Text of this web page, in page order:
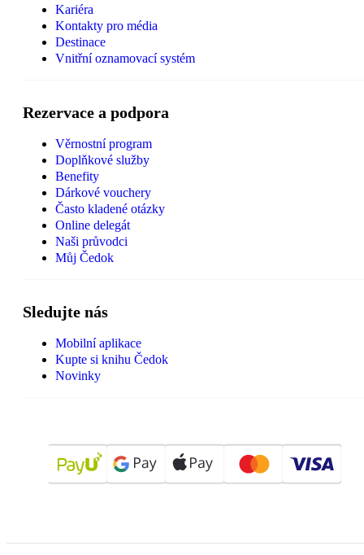
Kariéra
Kontakty pro média
Destinace
Vnitřní oznamovací systém
Rezervace a podpora
Věrnostní program
Doplňkové služby
Benefity
Dárkové vouchery
Často kladené otázky
Online delegát
Naši průvodci
Můj Čedok
Sledujte nás
Mobilní aplikace
Kupte si knihu Čedok
Novinky